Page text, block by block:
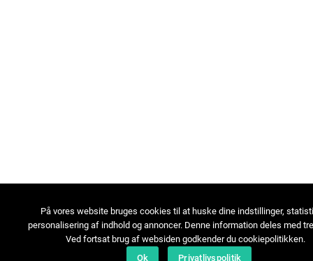
På vores website bruges cookies til at huske dine indstillinger,
personalisering af indhold og annoncer. Denne information deles med
Ved fortsat brug af websiden godkender du cookiepolitikken.
Ok
Privatlivspolitik